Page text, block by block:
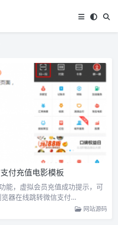
付充值电影模板
能，虚拟会员充值成功提示，可
器在线跳转微信支付…
网站源码